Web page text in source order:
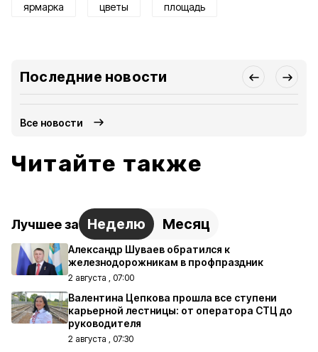
ярмарка цветы площадь
Последние новости
Все новости
Читайте также
Лучшее за Неделю Месяц
Александр Шуваев обратился к
железнодорожникам в профпраздник
2 августа , 07:00
Валентина Цепкова прошла все ступени
карьерной лестницы: от оператора СТЦ до
руководителя
2 августа , 07:30